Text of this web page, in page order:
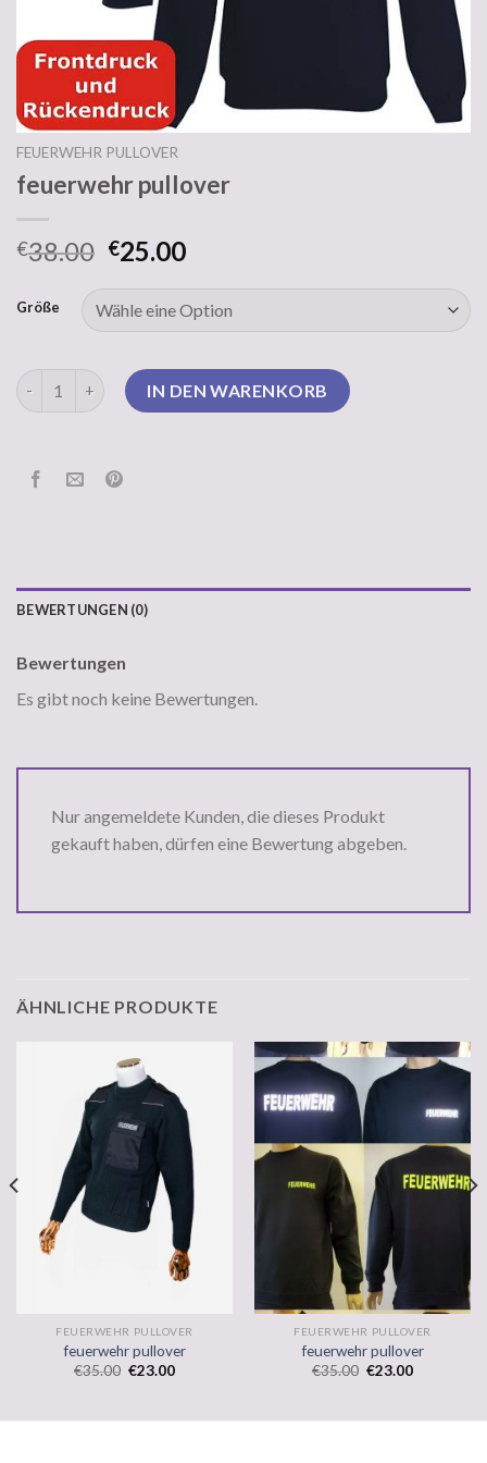
FEUERWEHR PULLOVER
feuerwehr pullover
€38.00 €25.00
Größe
feuerwehr pullover MengeIN DEN WARENKORB
BEWERTUNGEN (0)
Bewertungen
Es gibt noch keine Bewertungen.
Nur angemeldete Kunden, die dieses Produkt
gekauft haben, dürfen eine Bewertung abgeben.
ÄHNLICHE PRODUKTE
FEUERWEHR PULLOVER
feuerwehr pullover
€35.00 €23.00
FEUERWEHR PULLOVER
feuerwehr pullover
€35.00 €23.00